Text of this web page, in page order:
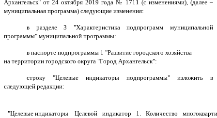
Архангельск" от 24 октября 2019 года № 1711 (с изменениями), (далее –
муниципальная программа) следующие изменения:
в разделе 3 "Характеристика подпрограмм муниципальной
программы" муниципальной программы:
в паспорте подпрограммы 1 "Развитие городского хозяйства
на территории городского округа "Город Архангельск":
строку "Целевые индикаторы подпрограммы" изложить в
следующей редакции:
"Целевые индикаторы
Целевой индикатор 1. Количество